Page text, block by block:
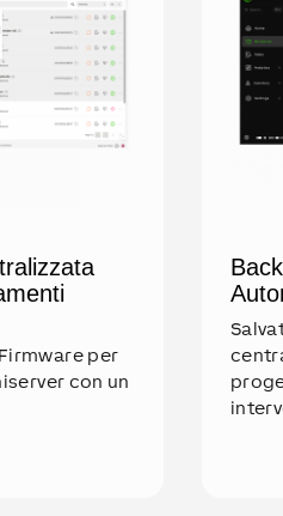
per
con un